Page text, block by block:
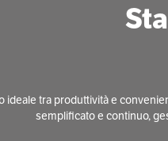
ideale tra produttività e
semplificato e continuo,